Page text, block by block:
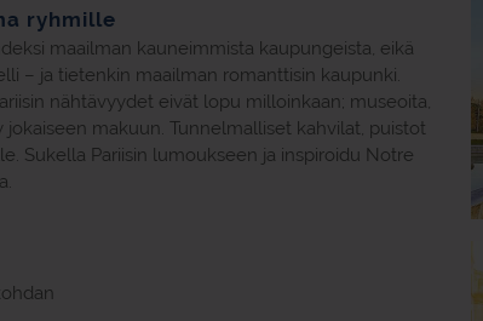
ryhmille
maailman kauneimmista kaupungeista, eikä
– ja tietenkin maailman romanttisin kaupunki.
nähtävyydet eivät lopu milloinkaan; museoita,
makuun. Tunnelmalliset kahvilat, puistot
Sukella Pariisin lumoukseen ja inspiroidu Notre